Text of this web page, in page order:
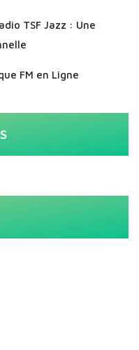
TSF Jazz : Une
FM en Ligne